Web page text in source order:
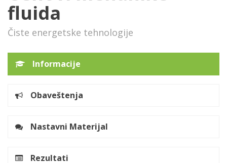
fluida
Čiste energetske tehnologije
Informacije
Obaveštenja
Nastavni Materijal
Rezultati